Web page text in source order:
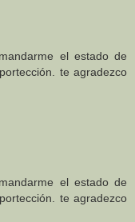
el estado de
te agradezco
el estado de
te agradezco